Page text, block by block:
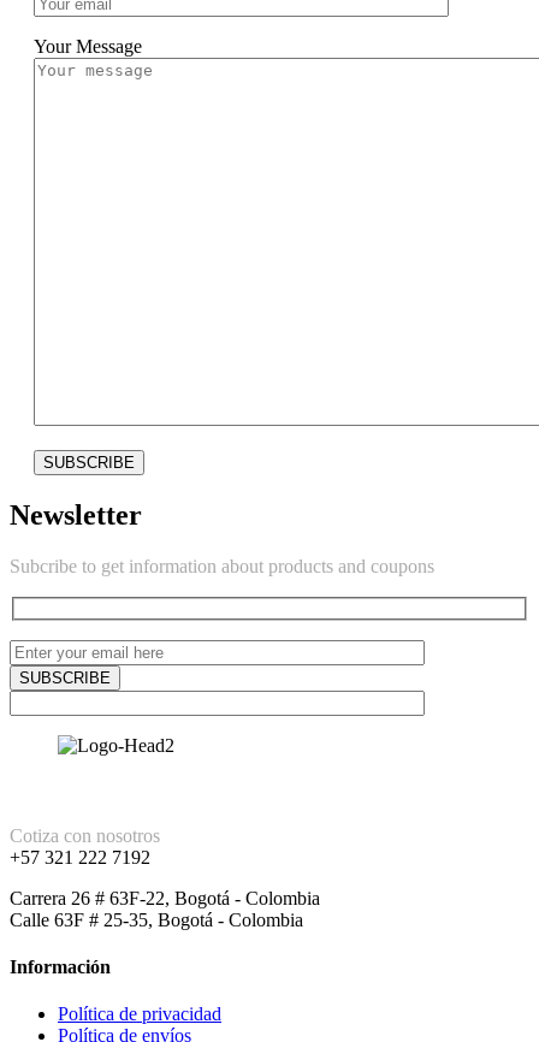
Your Message
Newsletter
Subcribe to get information about products and coupons
Cotiza con nosotros
+57 321 222 7192
Carrera 26 # 63F-22, Bogotá - Colombia
Calle 63F # 25-35, Bogotá - Colombia
Información
Política de privacidad
Política de envíos